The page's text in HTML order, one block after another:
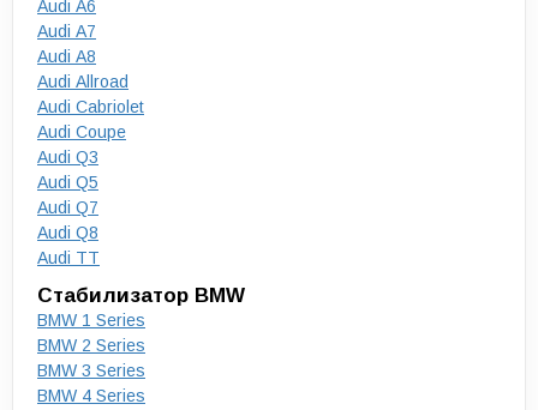
Audi A6
Audi A7
Audi A8
Audi Allroad
Audi Cabriolet
Audi Coupe
Audi Q3
Audi Q5
Audi Q7
Audi Q8
Audi TT
Стабилизатор BMW
BMW 1 Series
BMW 2 Series
BMW 3 Series
BMW 4 Series